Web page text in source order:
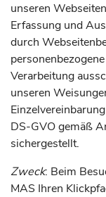
unseren
Erfassung und
durch
Verarbeitung
unseren
DS-GVO gemäß
sichergestellt.
Zweck: Beim
MAS Ihren